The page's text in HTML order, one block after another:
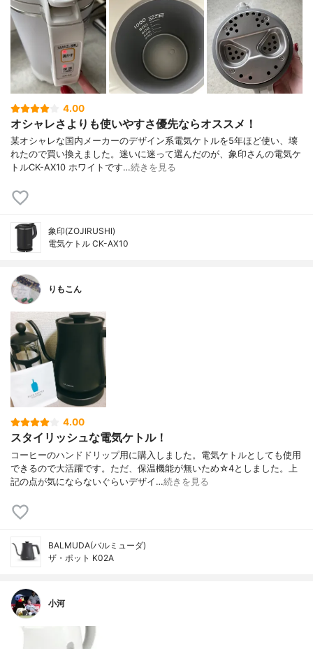
4.00
オシャレさよりも使いやすさ優先ならオススメ！
某オシャレな国内メーカーのデザイン系電気ケトルを5年ほど使い、壊
れたので買い換えました。迷いに迷って選んだのが、象印さんの電気ケ
トルCK-AX10 ホワイトです…続きを見る
象印(ZOJIRUSHI)
電気ケトル CK-AX10
りもこん
4.00
スタイリッシュな電気ケトル！
コーヒーのハンドドリップ用に購入しました。電気ケトルとしても使用
できるので大活躍です。ただ、保温機能が無いため☆4としました。上
記の点が気にならないぐらいデザイ…続きを見る
BALMUDA(バルミューダ)
ザ・ポット K02A
小河